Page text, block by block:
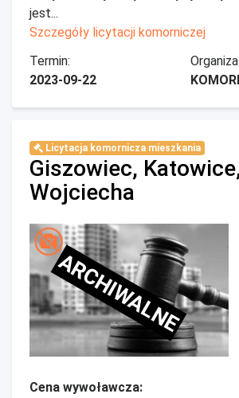
jest...
Szczegóły licytacji komorniczej
Termin:
2023-09-22
Licytacja komornicza mieszkania
Giszowiec,
Wojciecha
ARCHIWALNE
Cena wywoławcza: